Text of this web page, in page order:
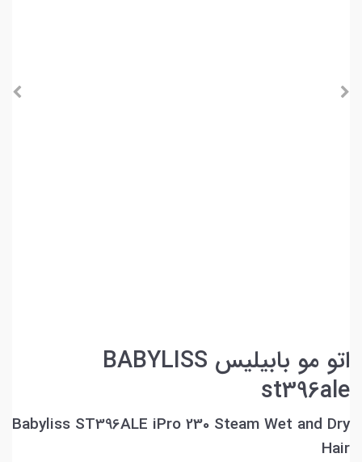
اتو مو بابیلیس BABYLISS
st396ale
Babyliss ST396ALE iPro 230 Steam Wet and Dry
Hair